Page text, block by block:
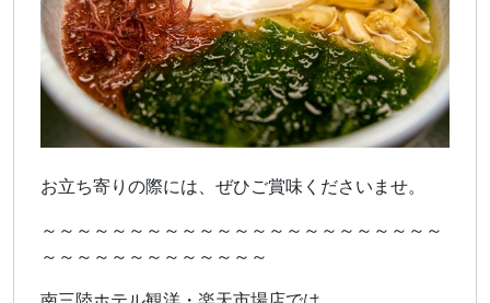
お立ち寄りの際には、ぜひご賞味くださいませ。
～～～～～～～～～～～～～～～～～～～～～～～
～～～～～～～～～～～～～